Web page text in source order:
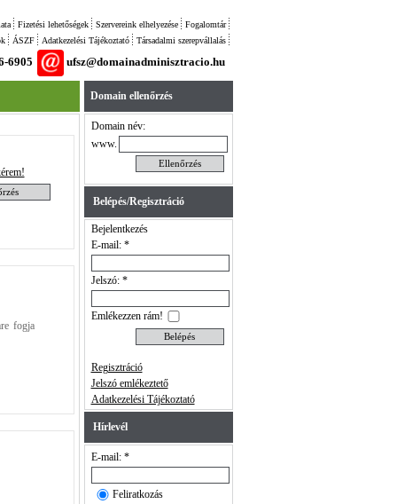
Fogalomtár
Szervereink elhelyezése
Fizetési lehetőségek
Társadalmi szerepvállalás
Adatkezelési Tájékoztató
ÁSZF
6905 ufsz@domainadminisztracio.hu
fogja
Domain ellenőrzés
Domain név:
www.
Belépés/Regisztráció
Bejelentkezés
E-mail: *
Jelszó: *
Emlékezzen rám!
Regisztráció
Jelszó emlékeztető
Adatkezelési Tájékoztató
Hírlevél
E-mail: *
Feliratkozás